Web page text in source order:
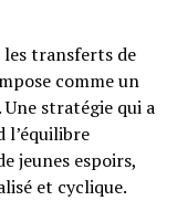
les transferts de
comme un
stratégie qui a
l’équilibre
jeunes espoirs,
et cyclique.